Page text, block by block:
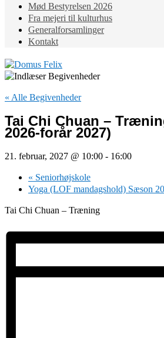
Mød Bestyrelsen 2026
Fra mejeri til kulturhus
Generalforsamlinger
Kontakt
« Alle Begivenheder
Tai Chi Chuan –
2026-forår 2027)
21. februar, 2027 @ 10:00 - 16:00
« Seniorhøjskole
Yoga (LOF mandagshold) Sæson
Tai Chi Chuan – Træning